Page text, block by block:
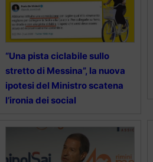
“Una pista ciclabile sullo
stretto di Messina”, la nuova
ipotesi del Ministro scatena
l’ironia dei social